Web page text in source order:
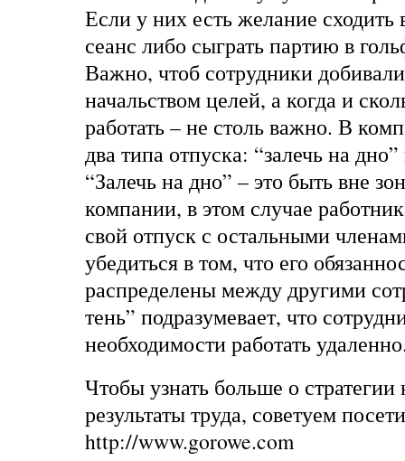
Если у них есть желание сходить
сеанс либо сыграть партию в
Важно, чтоб сотрудники
начальством целей, а когда и
работать – не столь важно. В
два типа отпуска: “залечь на
“Залечь на дно” – это быть вне
компании, в этом случае
свой отпуск с остальными
убедиться в том, что его
распределены между другими
тень” подразумевает, что
необходимости работать
Чтобы узнать больше о
результаты труда, советуем
http://www.gorowe.com